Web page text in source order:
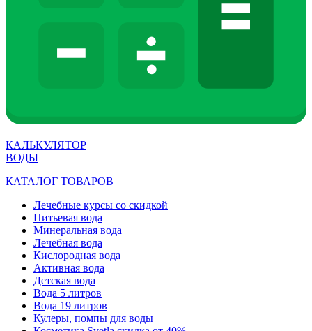
КАЛЬКУЛЯТОР
ВОДЫ
КАТАЛОГ ТОВАРОВ
Лечебные курсы со скидкой
Питьевая вода
Минеральная вода
Лечебная вода
Кислородная вода
Активная вода
Детская вода
Вода 5 литров
Вода 19 литров
Кулеры, помпы для воды